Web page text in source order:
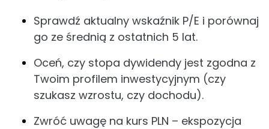
Sprawdź aktualny wskaźnik P/E i porównaj
go ze średnią z ostatnich 5 lat.
Oceń, czy stopa dywidendy jest zgodna z
Twoim profilem inwestycyjnym (czy
szukasz wzrostu, czy dochodu).
Zwróć uwagę na kurs PLN – ekspozycja